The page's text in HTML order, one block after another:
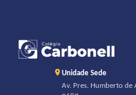
Unidade Sede
Av. Pres. Humberto de